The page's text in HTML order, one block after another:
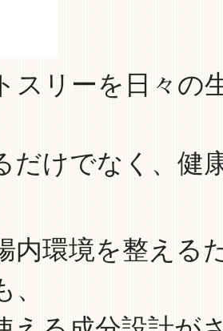
スリーを日々の
だけでなく、健
内環境を整える